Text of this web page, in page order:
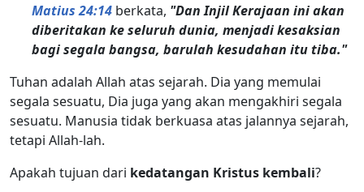
Matius 24:14 berkata, "Dan Injil Kerajaan ini akan
diberitakan ke seluruh dunia, menjadi kesaksian
bagi segala bangsa, barulah kesudahan itu tiba."
Tuhan adalah Allah atas sejarah. Dia yang memulai
segala sesuatu, Dia juga yang akan mengakhiri segala
sesuatu. Manusia tidak berkuasa atas jalannya sejarah,
tetapi Allah-lah.
Apakah tujuan dari kedatangan Kristus kembali?